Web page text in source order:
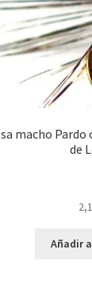
macho Pardo
de
Añadir